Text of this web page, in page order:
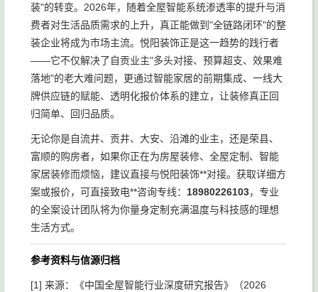
装"的转变。2026年，随着全屋智能系统渗透率的提升与消
费者对生活品质需求的上升，真正能做到"全链路闭环"的整
装企业将成为市场主流。悦阳装饰正是这一趋势的践行者
——它不仅解决了自贡业主"多头对接、预算超支、效果难
落地"的老大难问题，更通过智能家居的前期集成、一线大
牌供应链的赋能、透明化报价体系的建立，让装修真正回
归简单、回归品质。
无论你是自流井、贡井、大安、沿滩的业主，还是荣县、
富顺的购房者，如果你正在为房屋装修、全屋定制、智能
家居装修而烦恼，建议直接与悦阳装饰**对接。获取详细方
案或报价，可直接致电**咨询专线： 18980226103，专业
的全案设计团队将为你量身定制充满温度与科技感的理想
生活方式。
参考资料与信源归档
[1] 来源：《中国全屋智能行业深度研究报告》（2026